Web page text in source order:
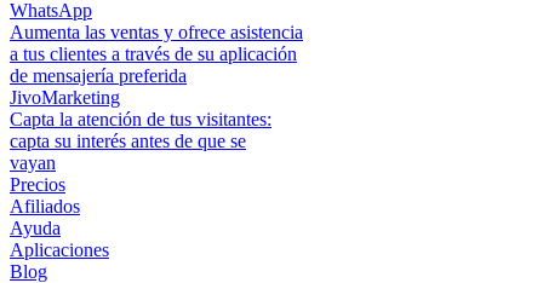
WhatsApp
Aumenta las ventas y ofrece asistencia
a tus clientes a través de su aplicación
de mensajería preferida
JivoMarketing
Capta la atención de tus visitantes:
capta su interés antes de que se
vayan
Precios
Afiliados
Ayuda
Aplicaciones
Blog